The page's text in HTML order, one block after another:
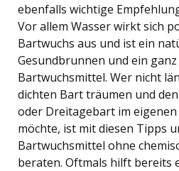
ebenfalls wichtige
Vor allem Wasser wirkt sich
Bartwuchs aus und ist ein
Gesundbrunnen und ein
Bartwuchsmittel. Wer nicht
dichten Bart träumen und
oder Dreitagebart im
möchte, ist mit diesen Tipps
Bartwuchsmittel ohne
beraten. Oftmals hilft bereits